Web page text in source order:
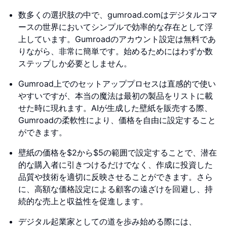
数多くの選択肢の中で、gumroad.comはデジタルコマ
ースの世界においてシンプルで効率的な存在として浮
上しています。Gumroadのアカウント設定は無料であ
りながら、非常に簡単です。始めるためにはわずか数
ステップしか必要としません。
Gumroad上でのセットアッププロセスは直感的で使い
やすいですが、本当の魔法は最初の製品をリストに載
せた時に現れます。AIが生成した壁紙を販売する際、
Gumroadの柔軟性により、価格を自由に設定すること
ができます。
壁紙の価格を$2から$5の範囲で設定することで、潜在
的な購入者に引きつけるだけでなく、作成に投資した
品質や技術を適切に反映させることができます。さら
に、高額な価格設定による顧客の遠ざけを回避し、持
続的な売上と収益性を促進します。
デジタル起業家としての道を歩み始める際には、